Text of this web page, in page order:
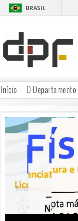
BRASIL
DPF
Início O Departamento